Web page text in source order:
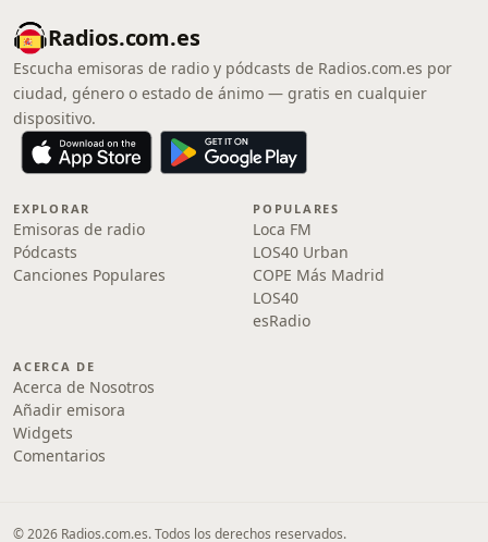
Radios.com.es
Escucha emisoras de radio y pódcasts de Radios.com.es por
ciudad, género o estado de ánimo — gratis en cualquier
dispositivo.
EXPLORAR
Emisoras de radio
Pódcasts
Canciones Populares
POPULARES
Loca FM
LOS40 Urban
COPE Más Madrid
LOS40
esRadio
ACERCA DE
Acerca de Nosotros
Añadir emisora
Widgets
Comentarios
© 2026 Radios.com.es. Todos los derechos reservados.